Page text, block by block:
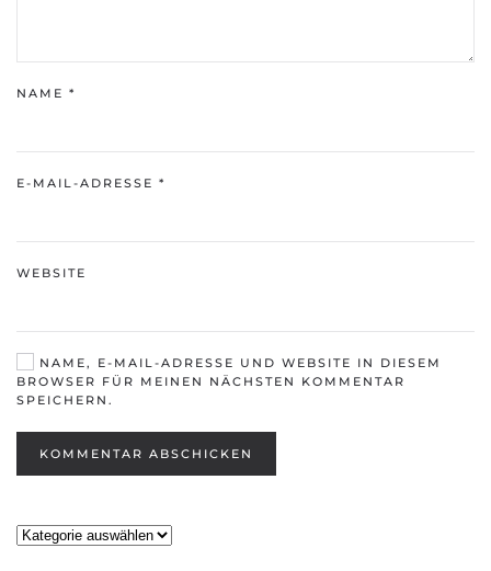
NAME *
E-MAIL-ADRESSE *
WEBSITE
NAME, E-MAIL-ADRESSE UND WEBSITE IN DIESEM
BROWSER FÜR MEINEN NÄCHSTEN KOMMENTAR
SPEICHERN.
KOMMENTAR ABSCHICKEN
Kategorien